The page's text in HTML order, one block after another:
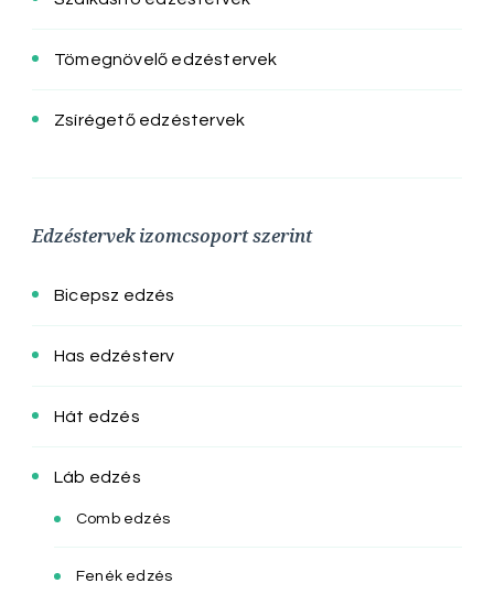
Tömegnövelő edzéstervek
Zsírégető edzéstervek
Edzéstervek izomcsoport szerint
Bicepsz edzés
Has edzésterv
Hát edzés
Láb edzés
Comb edzés
Fenék edzés